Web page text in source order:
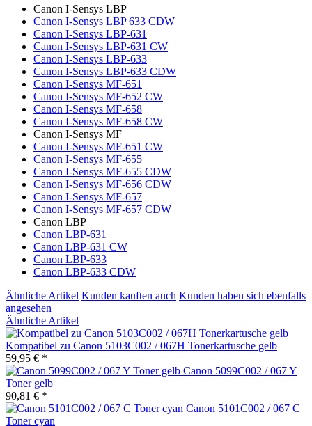
Canon I-Sensys LBP
Canon I-Sensys LBP 633 CDW
Canon I-Sensys LBP-631
Canon I-Sensys LBP-631 CW
Canon I-Sensys LBP-633
Canon I-Sensys LBP-633 CDW
Canon I-Sensys MF-651
Canon I-Sensys MF-652 CW
Canon I-Sensys MF-658
Canon I-Sensys MF-658 CW
Canon I-Sensys MF
Canon I-Sensys MF-651 CW
Canon I-Sensys MF-655
Canon I-Sensys MF-655 CDW
Canon I-Sensys MF-656 CDW
Canon I-Sensys MF-657
Canon I-Sensys MF-657 CDW
Canon LBP
Canon LBP-631
Canon LBP-631 CW
Canon LBP-633
Canon LBP-633 CDW
Ähnliche Artikel Kunden kauften auch Kunden haben sich ebenfalls
angesehen
Ähnliche Artikel
Kompatibel zu Canon 5103C002 / 067H Tonerkartusche gelb
59,95 € *
Canon 5099C002 / 067 Y
Toner gelb
90,81 € *
Canon 5101C002 / 067 C
Toner cyan